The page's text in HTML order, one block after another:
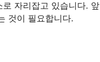
자리잡고 있습니다. 앞
것이 필요합니다.